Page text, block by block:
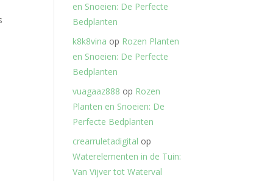
en Snoeien: De Perfecte
Bedplanten
k8k8vina op Rozen Planten
en Snoeien: De Perfecte
Bedplanten
vuagaaz888 op Rozen
Planten en Snoeien: De
Perfecte Bedplanten
crearruletadigital op
Waterelementen in de Tuin:
Van Vijver tot Waterval